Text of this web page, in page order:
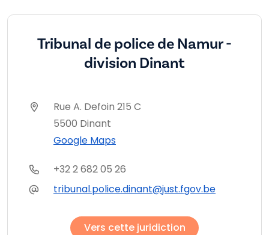
Tribunal de police de Namur -
division Dinant
Rue A. Defoin 215 C
5500 Dinant
Google Maps
+32 2 682 05 26
tribunal.police.dinant@just.fgov.be
Vers cette juridiction